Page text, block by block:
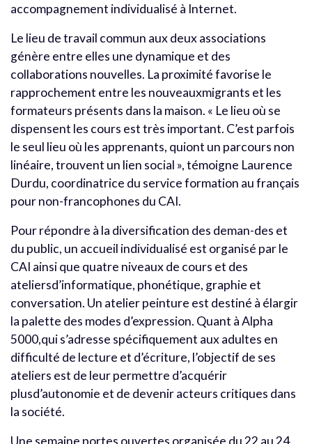
accompagnement individualisé à Internet.
Le lieu de travail commun aux deux associations
génère entre elles une dynamique et des
collaborations nouvelles. La proximité favorise le
rapprochement entre les nouveauxmigrants et les
formateurs présents dans la maison. « Le lieu où se
dispensent les cours est très important. C’est parfois
le seul lieu où les apprenants, quiont un parcours non
linéaire, trouvent un lien social », témoigne Laurence
Durdu, coordinatrice du service formation au français
pour non-francophones du CAI.
Pour répondre à la diversification des deman-des et
du public, un accueil individualisé est organisé par le
CAI ainsi que quatre niveaux de cours et des
ateliersd’informatique, phonétique, graphie et
conversation. Un atelier peinture est destiné à élargir
la palette des modes d’expression. Quant à Alpha
5000,qui s’adresse spécifiquement aux adultes en
difficulté de lecture et d’écriture, l’objectif de ses
ateliers est de leur permettre d’acquérir
plusd’autonomie et de devenir acteurs critiques dans
la société.
Une semaine portes ouvertes organisée du 22 au 24